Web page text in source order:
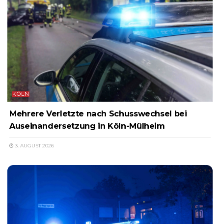
KÖLN
Mehrere Verletzte nach Schusswechsel bei
Auseinandersetzung in Köln-Mülheim
3. AUGUST 2026